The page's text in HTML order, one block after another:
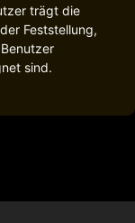
trägt die
Feststellung,
sind.